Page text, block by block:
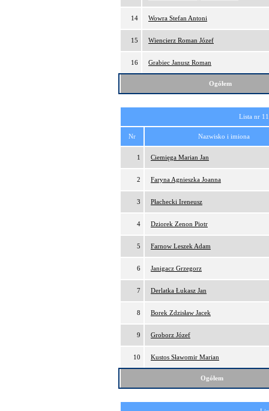
14 Wowra Stefan Antoni
15 Wiencierz Roman Józef
16 Grabiec Janusz Roman
Ogółem
Lista nr
Nr Nazwisko i imiona
1 Ciemięga Marian Jan
2 Faryna Agnieszka Joanna
3 Płachecki Ireneusz
4 Dziorek Zenon Piotr
5 Farnow Leszek Adam
6 Janigacz Grzegorz
7 Derlatka Łukasz Jan
8 Borek Zdzisław Jacek
9 Groborz Józef
10 Kustos Sławomir Marian
Ogółem